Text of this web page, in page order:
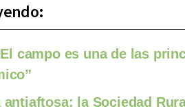
campo es una de las
antiaftosa: la Sociedad